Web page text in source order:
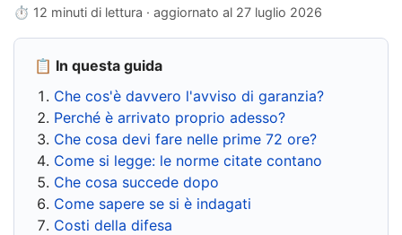
⏱ 12 minuti di lettura · aggiornato al 27 luglio 2026
📋 In questa guida
Che cos'è davvero l'avviso di garanzia?
Perché è arrivato proprio adesso?
Che cosa devi fare nelle prime 72 ore?
Come si legge: le norme citate contano
Che cosa succede dopo
Come sapere se si è indagati
Costi della difesa